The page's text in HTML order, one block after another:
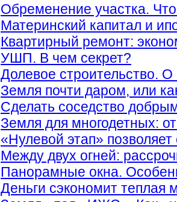
Обременение участка.
Материнский капитал и
Квартирный ремонт:
УШП. В чем секрет?
Долевое строительство.
Земля почти даром, или
Сделать соседство
Земля для многодетных:
«Нулевой этап»
Между двух огней:
Панорамные окна.
Деньги сэкономит теплая